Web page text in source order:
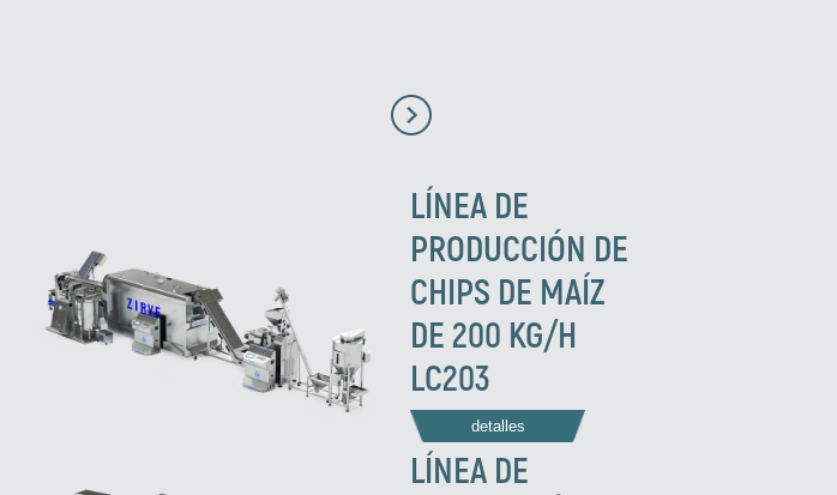
LÍNEA DE
PRODUCCIÓN DE
CHIPS DE MAÍZ
DE 200 KG/H
LC203
detalles
LÍNEA DE